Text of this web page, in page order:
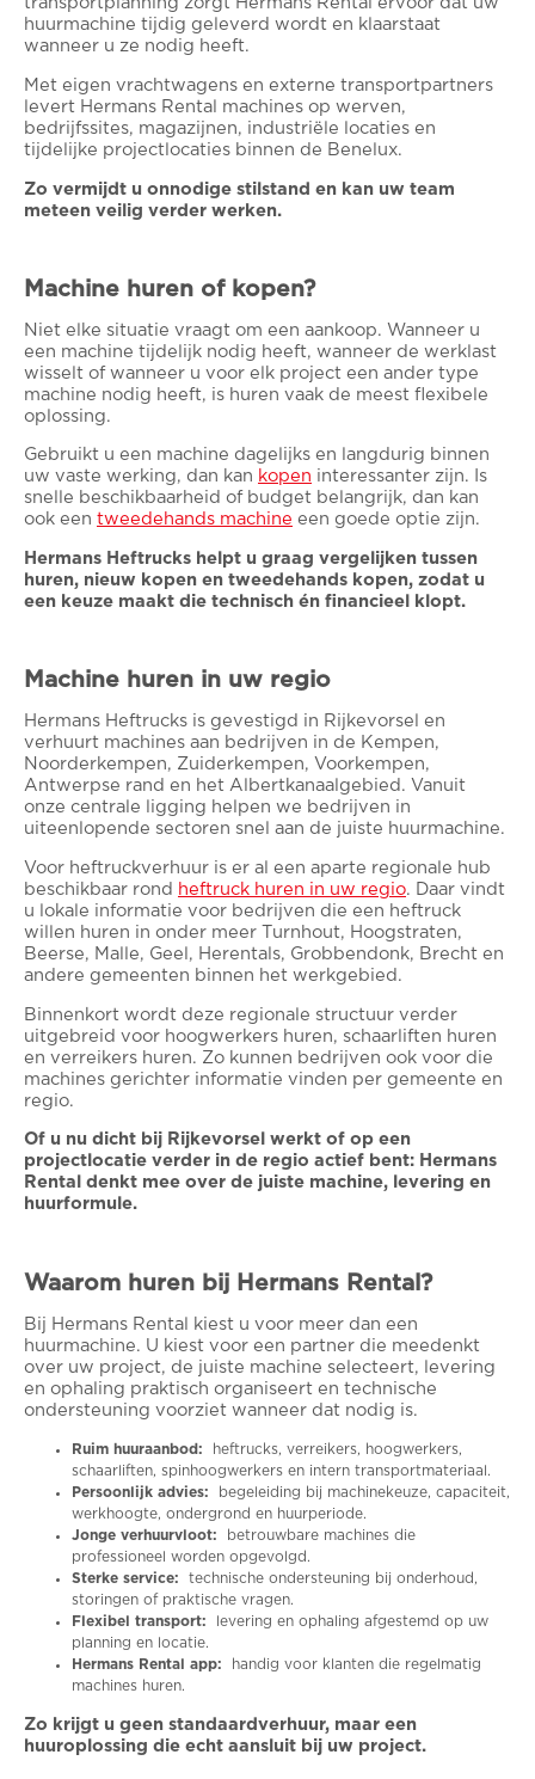
huurmachine tijdig geleverd wordt en klaarstaat
wanneer u ze nodig heeft.
Met eigen vrachtwagens en externe transportpartners
levert Hermans Rental machines op werven,
bedrijfssites, magazijnen, industriële locaties en
tijdelijke projectlocaties binnen de Benelux.
Zo vermijdt u onnodige stilstand en kan uw team
meteen veilig verder werken.
Machine huren of kopen?
Niet elke situatie vraagt om een aankoop. Wanneer u
een machine tijdelijk nodig heeft, wanneer de werklast
wisselt of wanneer u voor elk project een ander type
machine nodig heeft, is huren vaak de meest flexibele
oplossing.
Gebruikt u een machine dagelijks en langdurig binnen
uw vaste werking, dan kan kopen interessanter zijn. Is
snelle beschikbaarheid of budget belangrijk, dan kan
ook een tweedehands machine een goede optie zijn.
Hermans Heftrucks helpt u graag vergelijken tussen
huren, nieuw kopen en tweedehands kopen, zodat u
een keuze maakt die technisch én financieel klopt.
Machine huren in uw regio
Hermans Heftrucks is gevestigd in Rijkevorsel en
verhuurt machines aan bedrijven in de Kempen,
Noorderkempen, Zuiderkempen, Voorkempen,
Antwerpse rand en het Albertkanaalgebied. Vanuit
onze centrale ligging helpen we bedrijven in
uiteenlopende sectoren snel aan de juiste huurmachine.
Voor heftruckverhuur is er al een aparte regionale hub
beschikbaar rond heftruck huren in uw regio. Daar vindt
u lokale informatie voor bedrijven die een heftruck
willen huren in onder meer Turnhout, Hoogstraten,
Beerse, Malle, Geel, Herentals, Grobbendonk, Brecht en
andere gemeenten binnen het werkgebied.
Binnenkort wordt deze regionale structuur verder
uitgebreid voor hoogwerkers huren, schaarliften huren
en verreikers huren. Zo kunnen bedrijven ook voor die
machines gerichter informatie vinden per gemeente en
regio.
Of u nu dicht bij Rijkevorsel werkt of op een
projectlocatie verder in de regio actief bent: Hermans
Rental denkt mee over de juiste machine, levering en
huurformule.
Waarom huren bij Hermans Rental?
Bij Hermans Rental kiest u voor meer dan een
huurmachine. U kiest voor een partner die meedenkt
over uw project, de juiste machine selecteert, levering
en ophaling praktisch organiseert en technische
ondersteuning voorziet wanneer dat nodig is.
Ruim huuraanbod: heftrucks, verreikers, hoogwerkers,
schaarliften, spinhoogwerkers en intern transportmateriaal.
Persoonlijk advies: begeleiding bij machinekeuze, capaciteit,
werkhoogte, ondergrond en huurperiode.
Jonge verhuurvloot: betrouwbare machines die
professioneel worden opgevolgd.
Sterke service: technische ondersteuning bij onderhoud,
storingen of praktische vragen.
Flexibel transport: levering en ophaling afgestemd op uw
planning en locatie.
Hermans Rental app: handig voor klanten die regelmatig
machines huren.
Zo krijgt u geen standaardverhuur, maar een
huuroplossing die echt aansluit bij uw project.